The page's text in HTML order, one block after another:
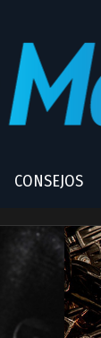
CONSEJOS